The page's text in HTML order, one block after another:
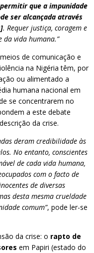
que a impunidade
ser alcançada através
. Requer justiça, coragem e
da vida humana.”
de comunicação e
na Nigéria têm, por
ou alimentado a
humana nacional em
se concentrarem no
a este debate
da crise.
deram credibilidade às
No entanto, conscientes
de cada vida humana,
com o facto de
de diversas
desta mesma crueldade
comum”, pode ler-se
da crise: o rapto de
em Papiri (estado do